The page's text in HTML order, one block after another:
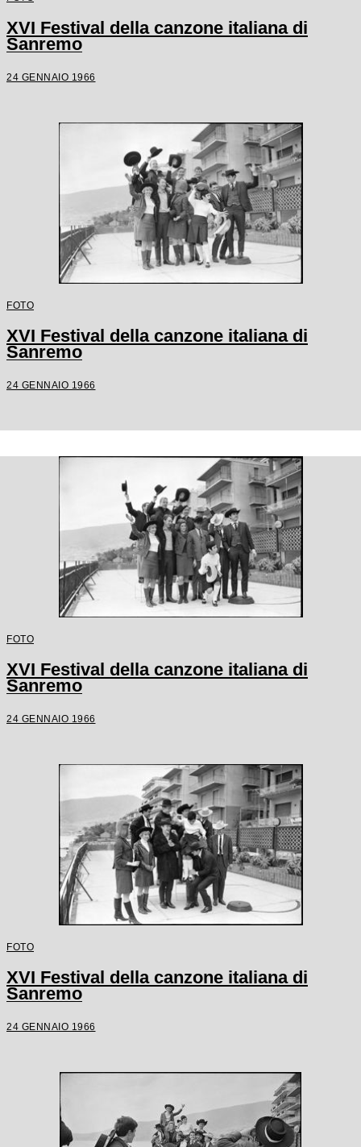
XVI Festival della canzone italiana di
Sanremo
24 GENNAIO 1966
FOTO
XVI Festival della canzone italiana di
Sanremo
24 GENNAIO 1966
FOTO
XVI Festival della canzone italiana di
Sanremo
24 GENNAIO 1966
FOTO
XVI Festival della canzone italiana di
Sanremo
24 GENNAIO 1966